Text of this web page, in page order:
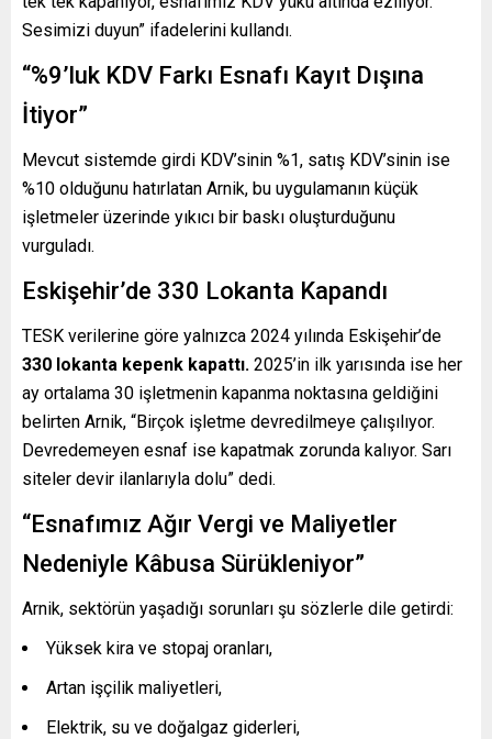
Sesimizi duyun” ifadelerini kullandı.
“%9’luk KDV Farkı Esnafı Kayıt Dışına
İtiyor”
Mevcut sistemde girdi KDV’sinin %1, satış KDV’sinin ise
%10 olduğunu hatırlatan Arnik, bu uygulamanın küçük
işletmeler üzerinde yıkıcı bir baskı oluşturduğunu
vurguladı.
Eskişehir’de 330 Lokanta Kapandı
TESK verilerine göre yalnızca 2024 yılında Eskişehir’de
330 lokanta kepenk kapattı. 2025’in ilk yarısında ise her
ay ortalama 30 işletmenin kapanma noktasına geldiğini
belirten Arnik, “Birçok işletme devredilmeye çalışılıyor.
Devredemeyen esnaf ise kapatmak zorunda kalıyor. Sarı
siteler devir ilanlarıyla dolu” dedi.
“Esnafımız Ağır Vergi ve Maliyetler
Nedeniyle Kâbusa Sürükleniyor”
Arnik, sektörün yaşadığı sorunları şu sözlerle dile getirdi:
Yüksek kira ve stopaj oranları,
Artan işçilik maliyetleri,
Elektrik, su ve doğalgaz giderleri,